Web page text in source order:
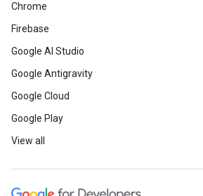
Chrome
Firebase
Google AI Studio
Google Antigravity
Google Cloud
Google Play
View all